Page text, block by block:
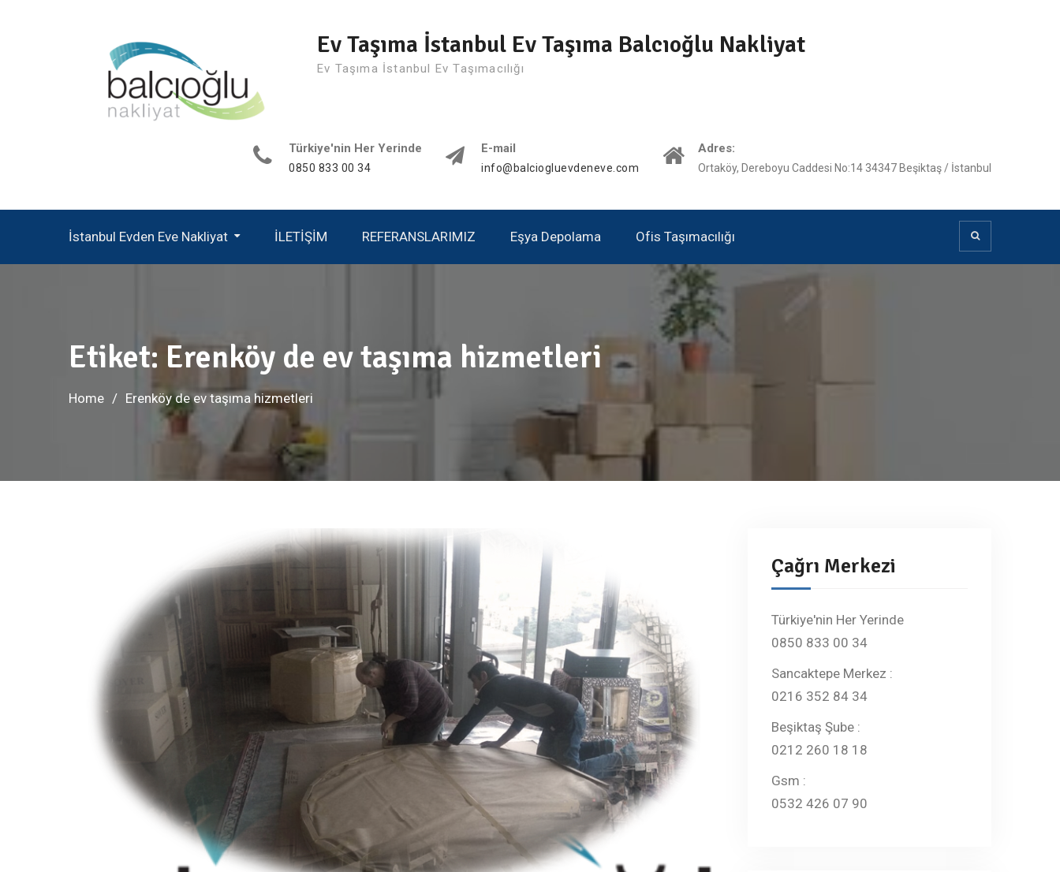
Ev Taşıma İstanbul Ev Taşıma Balcıoğlu Nakliyat
Ev Taşıma İstanbul Ev Taşımacılığı
Türkiye'nin Her Yerinde
0850 833 00 34
E-mail
info@balciogluevdeneve.com
Adres:
Ortaköy, Dereboyu Caddesi No:14 34347 Beşiktaş / İstanbul
İstanbul Evden Eve Nakliyat İLETİŞİM REFERANSLARIMIZ Eşya Depolama Ofis Taşımacılığı
Etiket: Erenköy de ev taşıma hizmetleri
Home Erenköy de ev taşıma hizmetleri
Çağrı Merkezi
Türkiye'nin Her Yerinde
0850 833 00 34
Sancaktepe Merkez :
0216 352 84 34
Beşiktaş Şube :
0212 260 18 18
Gsm :
0532 426 07 90